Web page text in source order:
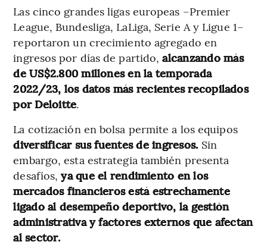
Las cinco grandes ligas europeas –Premier
League, Bundesliga, LaLiga, Serie A y Ligue 1–
reportaron un crecimiento agregado en
ingresos por días de partido,alcanzando más
de US$2.800 millones en la temporada
2022/23, los datos más recientes recopilados
por Deloitte.
La cotización en bolsa permite a los equipos
diversificar sus fuentes de ingresos. Sin
embargo, esta estrategia también presenta
desafíos,ya que el rendimiento en los
mercados financieros está estrechamente
ligado al desempeño deportivo, la gestión
administrativa y factores externos que afectan
al sector.